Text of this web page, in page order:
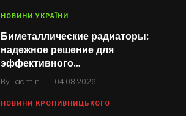
НОВИНИ УКРАЇНИ
Биметаллические радиаторы:
надежное решение для
эффективного…
By admin . 04.08.2026
НОВИНИ КРОПИВНИЦЬКОГО